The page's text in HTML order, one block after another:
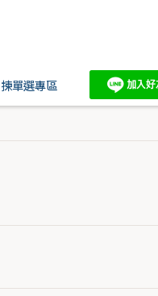
揀單選專區